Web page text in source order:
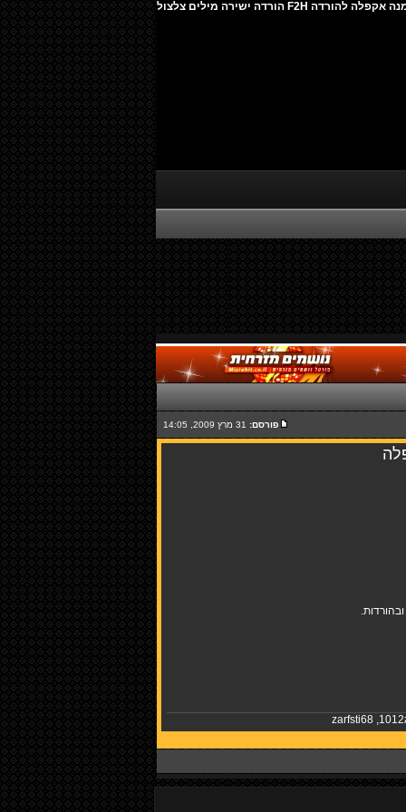
ליאור פרחי וסאבלימינל - תיזהר ממנה אקפלה להורדה F2H הורדה ישירה מילים צלצול
פורסם:
,
zarfsti68